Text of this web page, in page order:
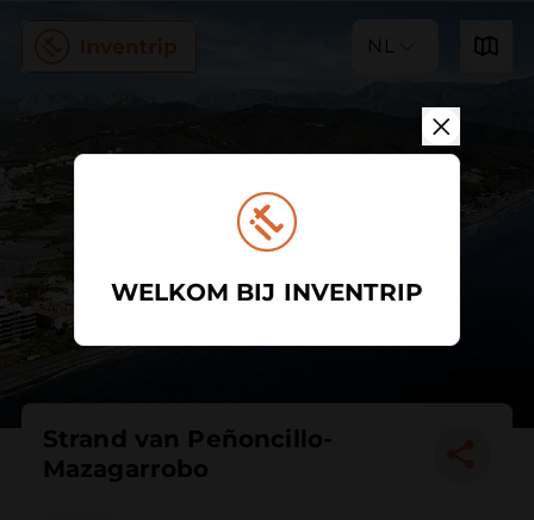
NL
Strand van Peñoncillo-
Mazagarrobo
WELKOM BIJ INVENTRIP